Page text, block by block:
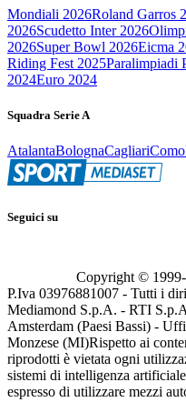
Mondiali 2026Roland Garros
2026Scudetto Inter 2026
2026Super Bowl 2026Eicma
Riding Fest 2025Paralimpiadi
2024Euro 2024
Squadra Serie A
AtalantaBolognaCagliariComo
Seguici su
Copyright © 1999-
P.Iva 03976881007 - Tutti i
Mediamond S.p.A. - RTI
Amsterdam (Paesi Bassi) -
Monzese (MI)Rispetto ai
riprodotti è vietata ogni
sistemi di intelligenza
espresso di utilizzare mezzi